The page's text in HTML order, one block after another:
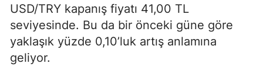
USD/TRY kapanış fiyatı 41,00 TL
seviyesinde. Bu da bir önceki güne göre
yaklaşık yüzde 0,10’luk artış anlamına
geliyor.